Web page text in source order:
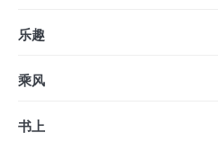
乐趣
乘风
书上